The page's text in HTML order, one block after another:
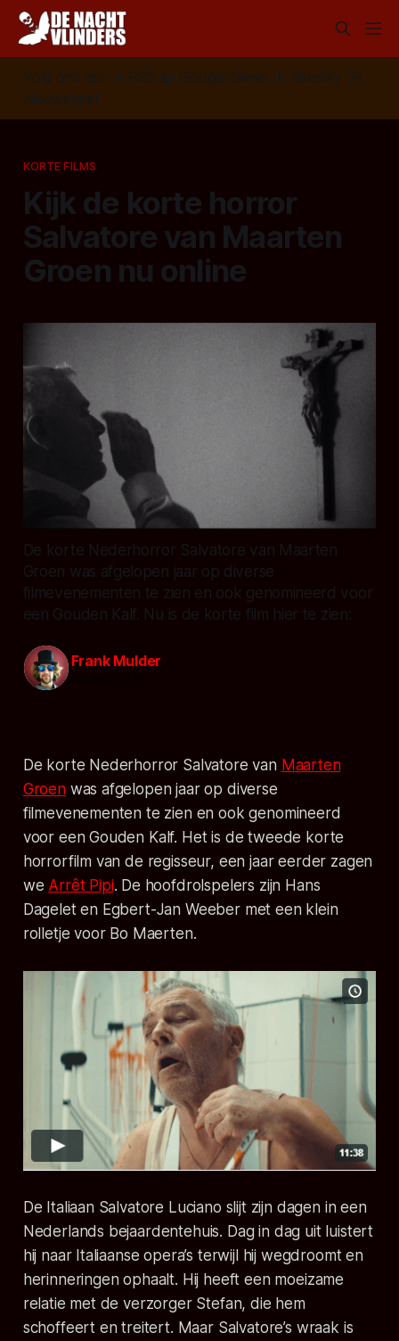
Volg ons op: 📣 RSS 📰 Google News 🦋 Bluesky
✉️
Nieuwsbrief
KORTE FILMS
Kijk de korte horror
Salvatore van Maarten
Groen nu online
De korte Nederhorror Salvatore van Maarten
Groen was afgelopen jaar op diverse
filmevenementen te zien en ook genomineerd voor
een Gouden Kalf. Nu is de korte film hier te zien:
Frank Mulder
De korte Nederhorror Salvatore van Maarten
Groenwas afgelopen jaar op diverse
filmevenementen te zien en ook genomineerd
voor een Gouden Kalf. Het is de tweede korte
horrorfilm van de regisseur, een jaar eerder zagen
we Arrêt Pipi. De hoofdrolspelers zijn Hans
Dagelet en Egbert-Jan Weeber met een klein
rolletje voor Bo Maerten.
De Italiaan Salvatore Luciano slijt zijn dagen in een
Nederlands bejaardentehuis. Dag in dag uit luistert
hij naar Italiaanse opera’s terwijl hij wegdroomt en
herinneringen ophaalt. Hij heeft een moeizame
relatie met de verzorger Stefan, die hem
schoffeert en treitert. Maar Salvatore’s wraak is